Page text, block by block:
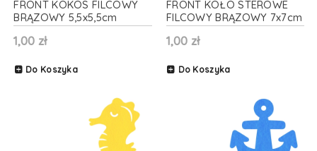
FRONT KOKOS FILCOWY
BRĄZOWY 5,5x5,5cm
1,00 zł
Do Koszyka
FRONT KOŁO STEROWE
FILCOWY BRĄZOWY 7x7cm
1,00 zł
Do Koszyka